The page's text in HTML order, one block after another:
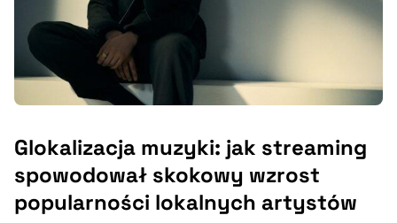
Glokalizacja muzyki: jak streaming
spowodował skokowy wzrost
popularności lokalnych artystów